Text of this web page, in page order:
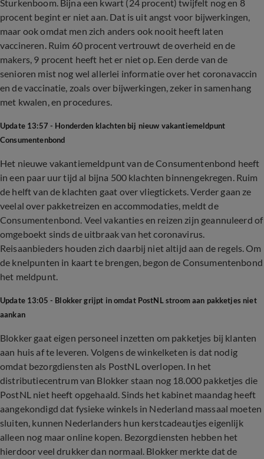
Sturkenboom. Bijna een kwart (24 procent) twijfelt nog en 8
procent begint er niet aan. Dat is uit angst voor bijwerkingen,
maar ook omdat men zich anders ook nooit heeft laten
vaccineren. Ruim 60 procent vertrouwt de overheid en de
makers, 9 procent heeft het er niet op. Een derde van de
senioren mist nog wel allerlei informatie over het coronavaccin
en de vaccinatie, zoals over bijwerkingen, zeker in samenhang
met kwalen, en procedures.
Update 13:57 - Honderden klachten bij nieuw vakantiemeldpunt
Consumentenbond
Het nieuwe vakantiemeldpunt van de Consumentenbond heeft
in een paar uur tijd al bijna 500 klachten binnengekregen. Ruim
de helft van de klachten gaat over vliegtickets. Verder gaan ze
veelal over pakketreizen en accommodaties, meldt de
Consumentenbond. Veel vakanties en reizen zijn geannuleerd of
omgeboekt sinds de uitbraak van het coronavirus.
Reisaanbieders houden zich daarbij niet altijd aan de regels. Om
de knelpunten in kaart te brengen, begon de Consumentenbond
het meldpunt.
Update 13:05 - Blokker grijpt in omdat PostNL stroom aan pakketjes niet
aankan
Blokker gaat eigen personeel inzetten om pakketjes bij klanten
aan huis af te leveren. Volgens de winkelketen is dat nodig
omdat bezorgdiensten als PostNL overlopen. In het
distributiecentrum van Blokker staan nog 18.000 pakketjes die
PostNL niet heeft opgehaald. Sinds het kabinet maandag heeft
aangekondigd dat fysieke winkels in Nederland massaal moeten
sluiten, kunnen Nederlanders hun kerstcadeautjes eigenlijk
alleen nog maar online kopen. Bezorgdiensten hebben het
hierdoor veel drukker dan normaal. Blokker merkte dat de